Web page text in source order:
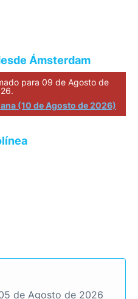
Ámsterdam
para 09 de Agosto de
(10 de Agosto de 2026)
de Agosto de 2026